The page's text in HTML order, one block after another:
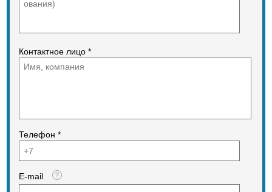
(круглое сопло) 58,12 м/с Скорость
Оснащение Ременная оснастка
Конструкция с насадкой
работы в режиме пылесоса
Контактное лицо *
Телефон *
E-mail